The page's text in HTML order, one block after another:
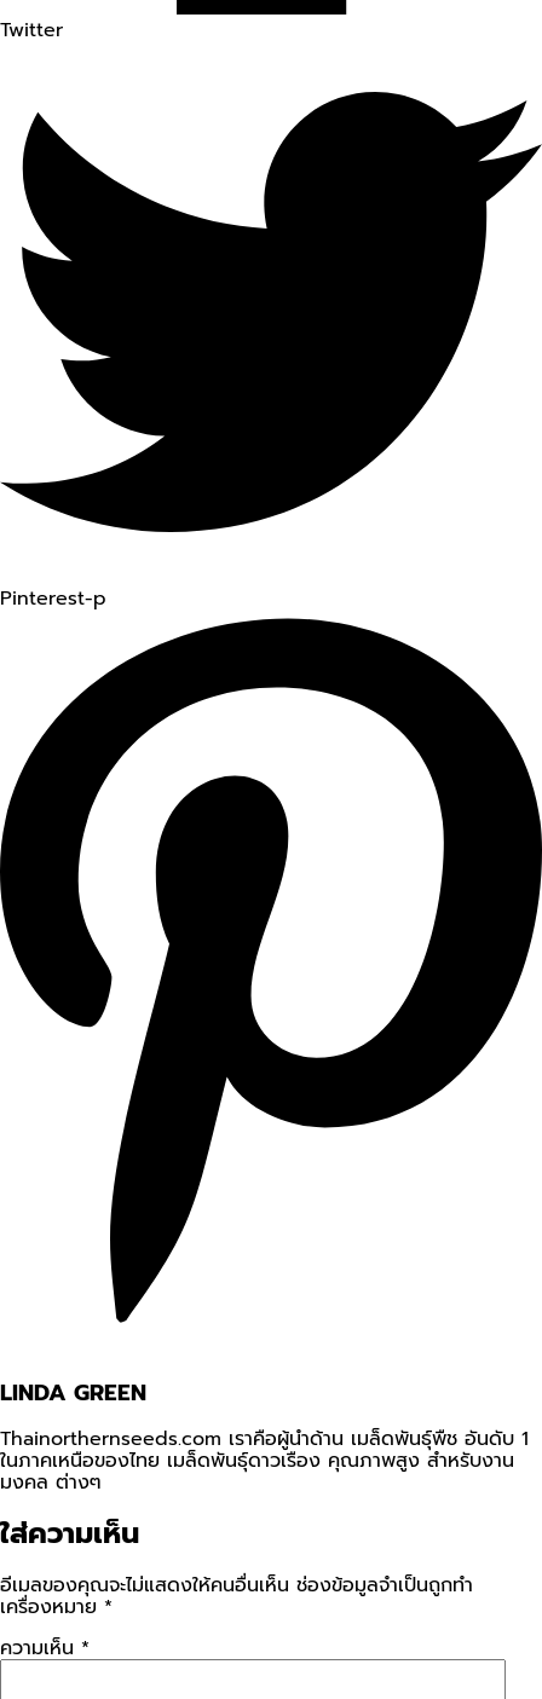
Twitter
Pinterest-p
LINDA GREEN
Thainorthernseeds.com เราคือผู้นำด้าน เมล็ดพันธุ์พืช อันดับ 1
ในภาคเหนือของไทย เมล็ดพันธุ์ดาวเรือง คุณภาพสูง สำหรับงาน
มงคล ต่างๆ
ใส่ความเห็น
อีเมลของคุณจะไม่แสดงให้คนอื่นเห็น ช่องข้อมูลจำเป็นถูกทำ
เครื่องหมาย *
ความเห็น *